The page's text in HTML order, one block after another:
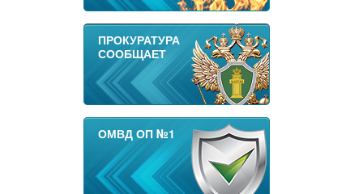
ПРОКУРАТУРА
СООБЩАЕТ
ОМВД ОП №1